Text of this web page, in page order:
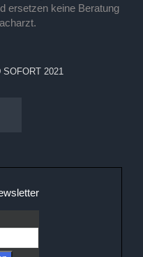
ersetzen keine Beratung
2021